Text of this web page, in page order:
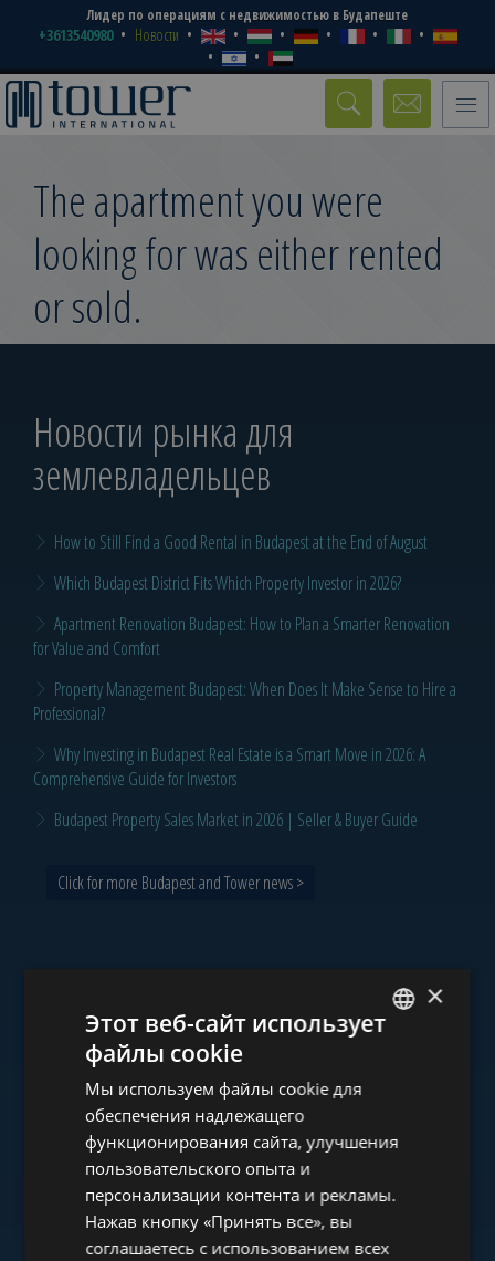
Лидер по операциям с недвижимостью в Будапеште
+3613540980 Новости
Toggle
The apartment you were
looking for was either rented
or sold.
Новости рынка для
землевладельцев
How to Still Find a Good Rental in Budapest at the End of August
Which Budapest District Fits Which Property Investor in 2026?
Apartment Renovation Budapest: How to Plan a Smarter Renovation
for Value and Comfort
Property Management Budapest: When Does It Make Sense to Hire a
Professional?
Why Investing in Budapest Real Estate is a Smart Move in 2026: A
Comprehensive Guide for Investors
Budapest Property Sales Market in 2026 | Seller & Buyer Guide
Click for more Budapest and Tower news >
Ознакомьтесь с нашим
портфолио
www.tower-investments.com
HUNGARIAN
ITALIAN
SPANISH
×
Этот веб-сайт использует
файлы cookie
Мы используем файлы cookie для
обеспечения надлежащего
функционирования сайта, улучшения
пользовательского опыта и
персонализации контента и рекламы.
Нажав кнопку «Принять все», вы
соглашаетесь с использованием всех